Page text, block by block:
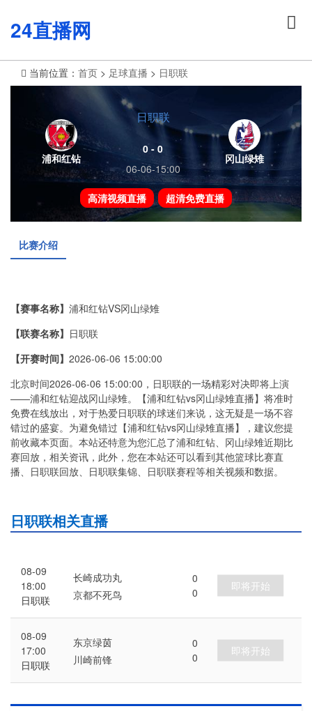
24直播网
当前位置： 首页 > 足球直播 > 日职联
浦和红钻
日职联
0 - 0
06-06-15:00
冈山绿雉
高清视频直播 超清免费直播
比赛介绍
【赛事名称】 浦和红钻VS冈山绿雉
【联赛名称】 日职联
【开赛时间】 2026-06-06 15:00:00
北京时间2026-06-06 15:00:00，日职联的一场精彩对决即将上演
——浦和红钻迎战冈山绿雉。【浦和红钻vs冈山绿雉直播】将准时
免费在线放出，对于热爱日职联的球迷们来说，这无疑是一场不容
错过的盛宴。为避免错过【浦和红钻vs冈山绿雉直播】，建议您提
前收藏本页面。本站还特意为您汇总了浦和红钻、冈山绿雉近期比
赛回放，相关资讯，此外，您在本站还可以看到其他篮球比赛直
播、日职联回放、日职联集锦、日职联赛程等相关视频和数据。
日职联相关直播
08-09
18:00
日职联
长崎成功丸
0
0
京都不死鸟
即将开始
08-09
17:00
日职联
东京绿茵
0
0
川崎前锋
即将开始